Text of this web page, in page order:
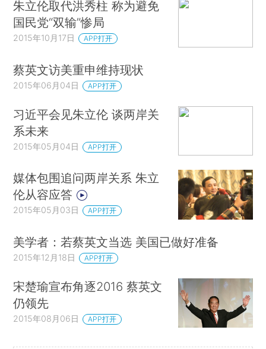
朱立伦取代洪秀柱 称为避免
国民党“双输”惨局
2015年10月17日 APP打开
蔡英文访美重申维持现状
2015年06月04日 APP打开
习近平会见朱立伦 谈两岸关
系未来
2015年05月04日 APP打开
媒体包围追问两岸关系 朱立
伦从容应答
2015年05月03日 APP打开
美学者：若蔡英文当选 美国已做好准备
2015年12月18日 APP打开
宋楚瑜宣布角逐2016 蔡英文
仍领先
2015年08月06日 APP打开